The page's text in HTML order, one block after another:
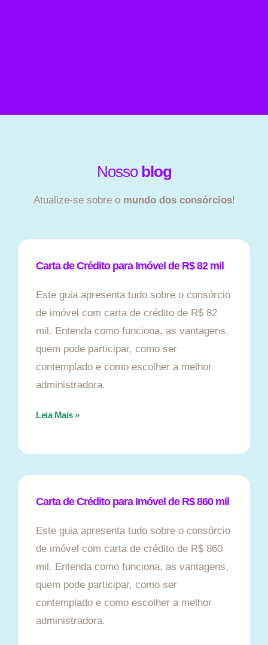
Nosso blog
Atualize-se sobre o mundo dos consórcios!
Carta de Crédito para Imóvel de R$ 82 mil
Este guia apresenta tudo sobre o consórcio
de imóvel com carta de crédito de R$ 82
mil. Entenda como funciona, as vantagens,
quem pode participar, como ser
contemplado e como escolher a melhor
administradora.
Leia Mais »
Carta de Crédito para Imóvel de R$ 860 mil
Este guia apresenta tudo sobre o consórcio
de imóvel com carta de crédito de R$ 860
mil. Entenda como funciona, as vantagens,
quem pode participar, como ser
contemplado e como escolher a melhor
administradora.